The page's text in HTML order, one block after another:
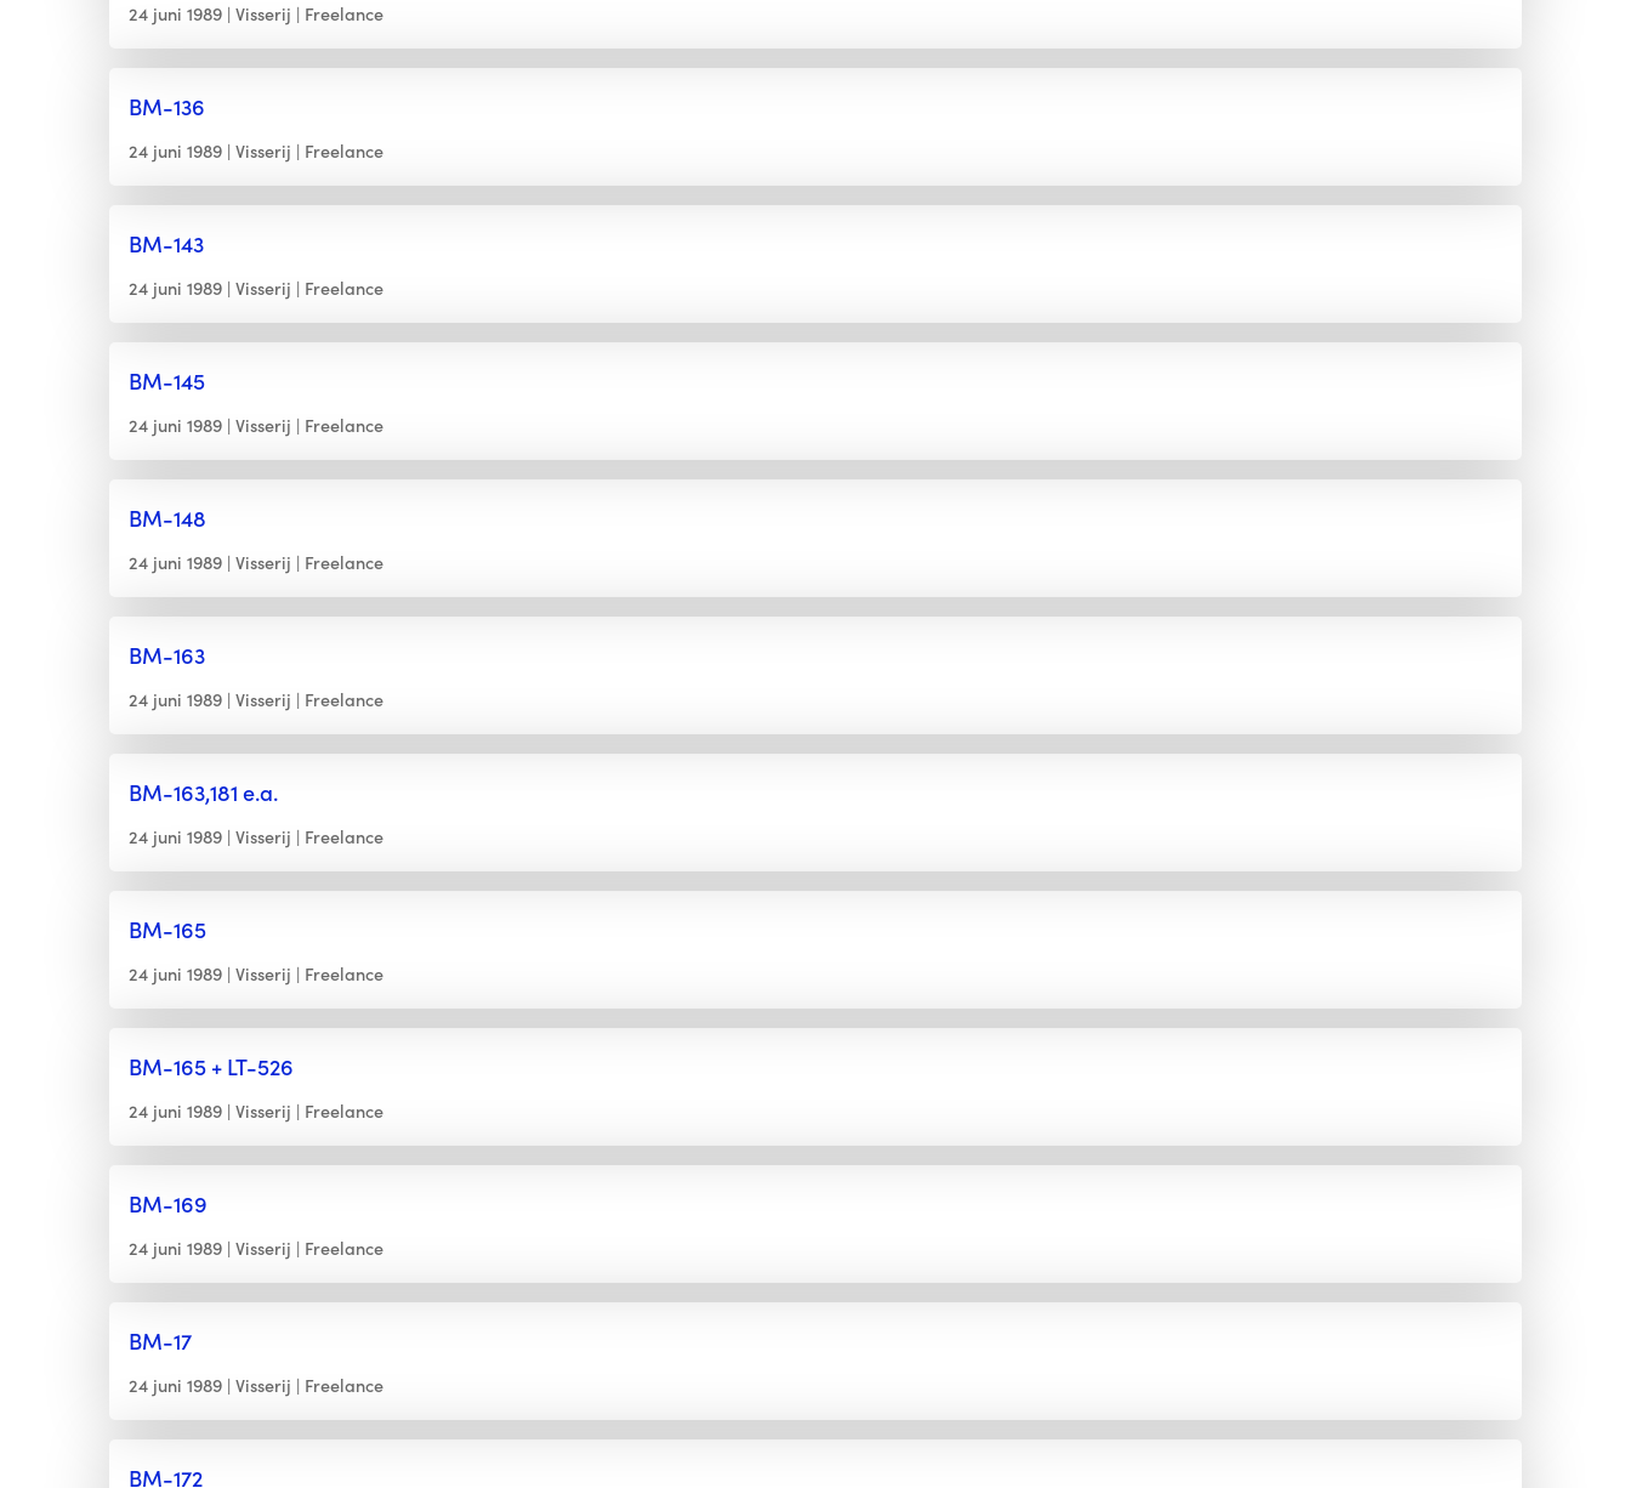
24 juni 1989 Visserij Freelance
BM-136
24 juni 1989 Visserij Freelance
BM-143
24 juni 1989 Visserij Freelance
BM-145
24 juni 1989 Visserij Freelance
BM-148
24 juni 1989 Visserij Freelance
BM-163
24 juni 1989 Visserij Freelance
BM-163,181 e.a.
24 juni 1989 Visserij Freelance
BM-165
24 juni 1989 Visserij Freelance
BM-165 + LT-526
24 juni 1989 Visserij Freelance
BM-169
24 juni 1989 Visserij Freelance
BM-17
24 juni 1989 Visserij Freelance
BM-172